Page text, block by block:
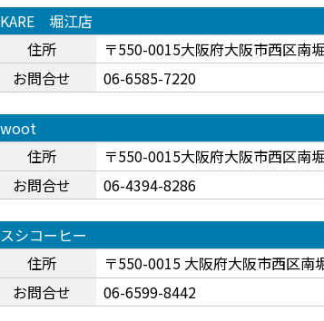
KARE 堀江店
住所
〒550-0015大阪府大阪市西区南
お問合せ
06-6585-7220
woot
住所
〒550-0015大阪府大阪市西区南
お問合せ
06-4394-8286
スシコーヒー
住所
〒550-0015 大阪府大阪市西区南
お問合せ
06-6599-8442